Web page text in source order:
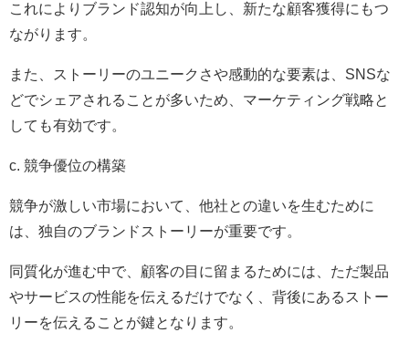
これによりブランド認知が向上し、新たな顧客獲得にもつ
ながります。
また、ストーリーのユニークさや感動的な要素は、SNSな
どでシェアされることが多いため、マーケティング戦略と
しても有効です。
c. 競争優位の構築
競争が激しい市場において、他社との違いを生むために
は、独自のブランドストーリーが重要です。
同質化が進む中で、顧客の目に留まるためには、ただ製品
やサービスの性能を伝えるだけでなく、背後にあるストー
リーを伝えることが鍵となります。